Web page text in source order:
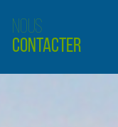
Nous
Contacter